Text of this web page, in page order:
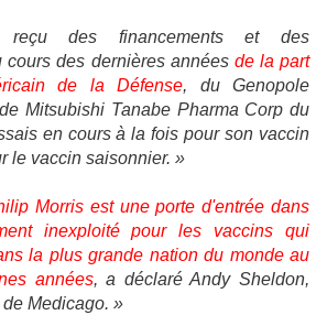
des financements et des
cours des dernières années de la part
de la Défense, du Genopole
Mitsubishi Tanabe Pharma Corp du
en cours à la fois pour son vaccin
le vaccin saisonnier. »
Morris est une porte d'entrée dans
inexploité pour les vaccins qui
la plus grande nation du monde au
années, a déclaré Andy Sheldon,
Medicago. »